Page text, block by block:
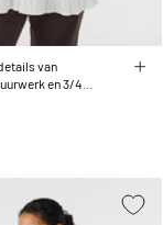
van
en 3/4